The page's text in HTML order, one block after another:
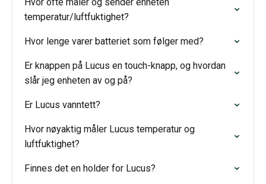
temperatur/luftfuktighet?
Hvor lenge varer batteriet som følger med?
Er knappen på Lucus en touch-knapp, og hvordan
slår jeg enheten av og på?
Er Lucus vanntett?
Hvor nøyaktig måler Lucus temperatur og
luftfuktighet?
Finnes det en holder for Lucus?